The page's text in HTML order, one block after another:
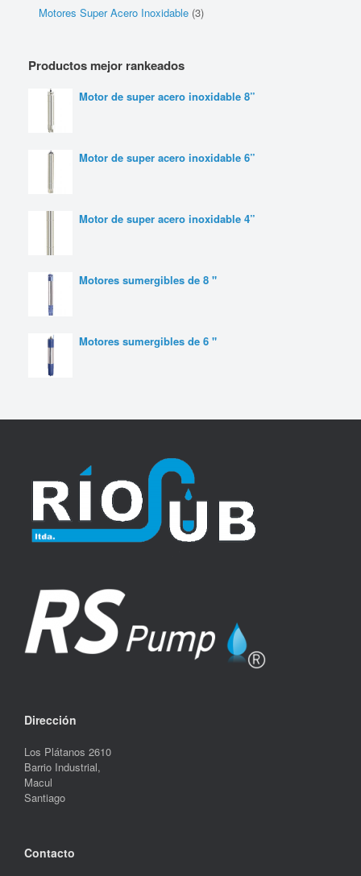
Motores Super Acero Inoxidable (3)
Productos mejor rankeados
Motor de super acero inoxidable 8”
Motor de super acero inoxidable 6”
Motor de super acero inoxidable 4”
Motores sumergibles de 8 "
Motores sumergibles de 6 "
Dirección
Los Plátanos 2610
Barrio Industrial,
Macul
Santiago
Contacto